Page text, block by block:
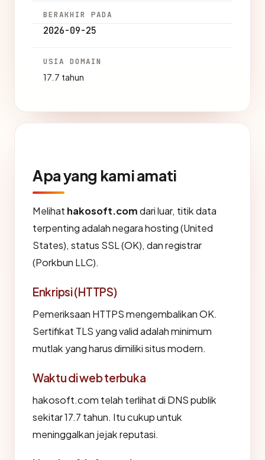
BERAKHIR PADA
2026-09-25
USIA DOMAIN
17.7 tahun
Apa yang kami amati
Melihat hakosoft.comdari luar, titik data
terpenting adalah negara hosting (United
States), status SSL (OK), dan registrar
(Porkbun LLC).
Enkripsi (HTTPS)
Pemeriksaan HTTPS mengembalikan OK.
Sertifikat TLS yang valid adalah minimum
mutlak yang harus dimiliki situs modern.
Waktu di web terbuka
hakosoft.com telah terlihat di DNS publik
sekitar 17.7 tahun. Itu cukup untuk
meninggalkan jejak reputasi.